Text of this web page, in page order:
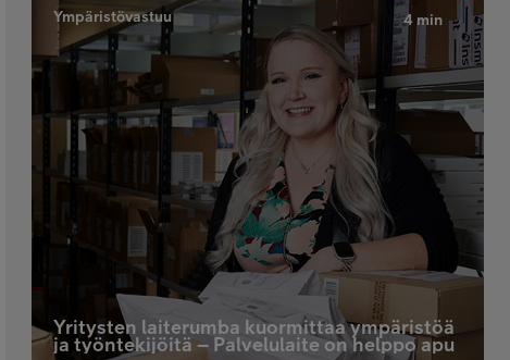
Ympäristövastuu
4 min
Yritysten laiterumba kuormittaa ympäristöä
ja työntekijöitä – Palvelulaite on helppo apu